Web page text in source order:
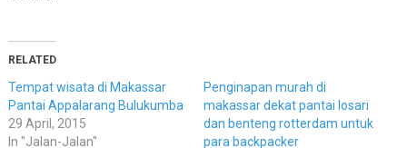
RELATED
Tempat wisata di Makassar
Pantai Appalarang Bulukumba
29 April, 2015
In "Jalan-Jalan"
Penginapan murah di
makassar dekat pantai losari
dan benteng rotterdam untuk
para backpacker